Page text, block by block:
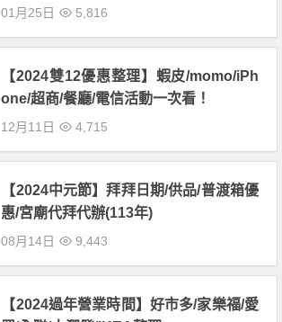
01月25日 5,816
【2024雙12優惠整理】蝦皮/momo/iPh
one/超商/餐廳/電信活動一次看！
12月11日 4,715
【2024中元節】拜拜日期/供品/普渡箱優
惠/宮廟代拜代辦(113年)
08月14日 9,443
【2024過年營業時間】好市多/家樂福/愛